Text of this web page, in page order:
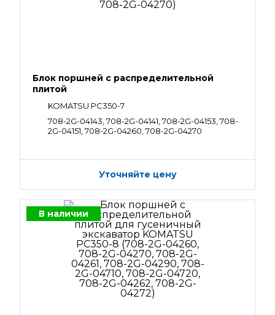
Блок поршней c распределительной
плитой
KOMATSU PC350-7
708-2G-04143, 708-2G-04141, 708-2G-04153, 708-
2G-04151, 708-2G-04260, 708-2G-04270
Уточняйте цену
В наличии